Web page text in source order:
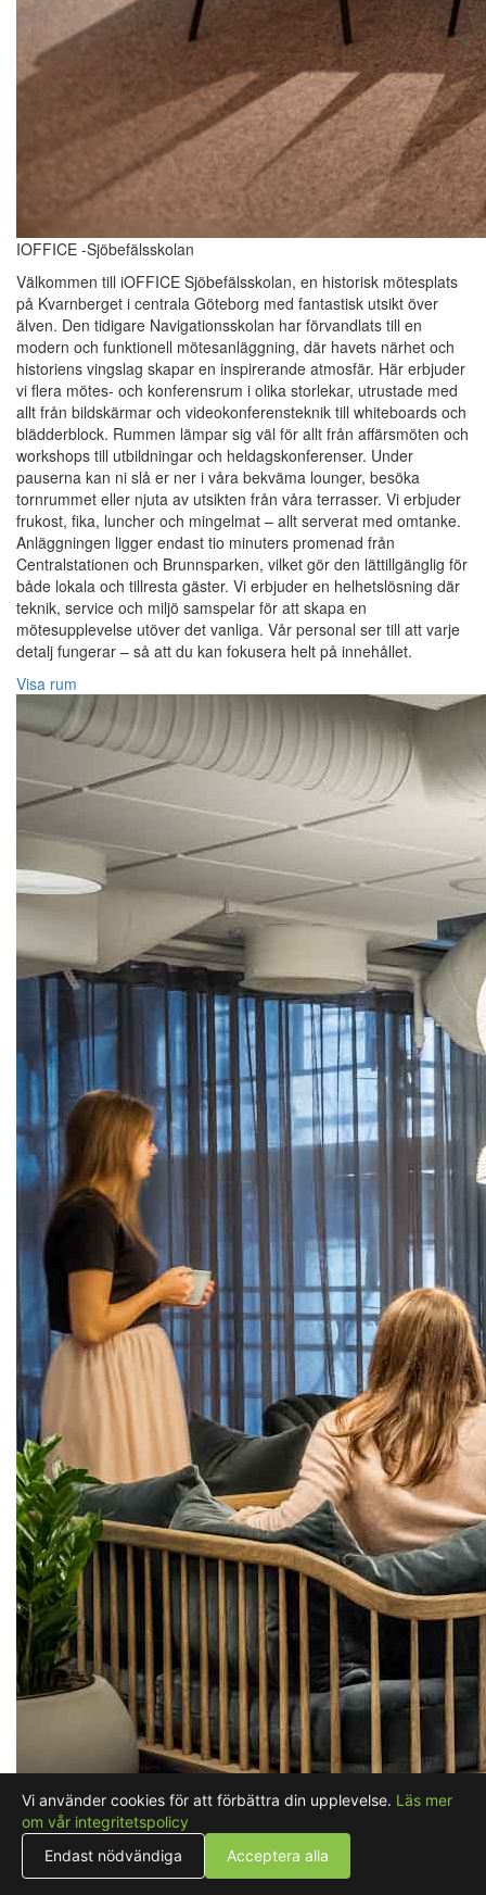
IOFFICE -Sjöbefälsskolan
Välkommen till iOFFICE Sjöbefälsskolan, en historisk mötesplats
på Kvarnberget i centrala Göteborg med fantastisk utsikt över
älven. Den tidigare Navigationsskolan har förvandlats till en
modern och funktionell mötesanläggning, där havets närhet och
historiens vingslag skapar en inspirerande atmosfär. Här erbjuder
vi flera mötes- och konferensrum i olika storlekar, utrustade med
allt från bildskärmar och videokonferensteknik till whiteboards och
blädderblock. Rummen lämpar sig väl för allt från affärsmöten och
workshops till utbildningar och heldagskonferenser. Under
pauserna kan ni slå er ner i våra bekväma lounger, besöka
tornrummet eller njuta av utsikten från våra terrasser. Vi erbjuder
frukost, fika, luncher och mingelmat – allt serverat med omtanke.
Anläggningen ligger endast tio minuters promenad från
Centralstationen och Brunnsparken, vilket gör den lättillgänglig för
både lokala och tillresta gäster. Vi erbjuder en helhetslösning där
teknik, service och miljö samspelar för att skapa en
mötesupplevelse utöver det vanliga. Vår personal ser till att varje
detalj fungerar – så att du kan fokusera helt på innehållet.
Visa rum
Vi använder cookies för att förbättra din upplevelse. Läs mer
om vår integritetspolicy
Endast nödvändiga
Acceptera alla